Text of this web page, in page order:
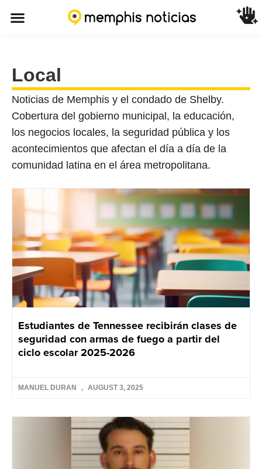
Local
Noticias de Memphis y el condado de Shelby.
Cobertura del gobierno municipal, la educación,
los negocios locales, la seguridad pública y los
acontecimientos que afectan el día a día de la
comunidad latina en el área metropolitana.
Estudiantes de Tennessee recibirán clases de
seguridad con armas de fuego a partir del
ciclo escolar 2025-2026
MANUEL DURAN AUGUST 3, 2025